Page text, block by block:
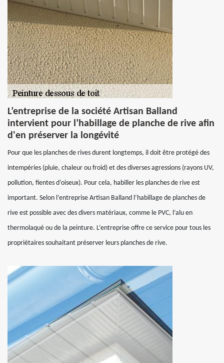
L’entreprise de la société Artisan Balland
intervient pour l’habillage de planche de rive afin
d'en préserver la longévité
Pour que les planches de rives durent longtemps, il doit être protégé des
intempéries (pluie, chaleur ou froid) et des diverses agressions (rayons UV,
pollution, fientes d’oiseux). Pour cela, habiller les planches de rive est
important. Selon l’entreprise Artisan Balland l’habillage de planches de
rive est possible avec des divers matériaux, comme le PVC, l’alu en
thermolaqué ou de la peinture. L’entreprise offre ce service pour tous les
propriétaires souhaitant préserver leurs planches de rive.